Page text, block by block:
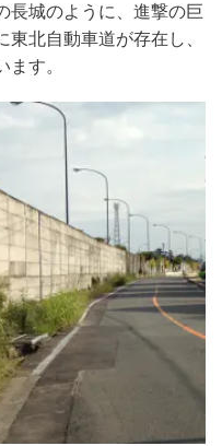
長城のように、進撃の巨
東北自動車道が存在し、
す。